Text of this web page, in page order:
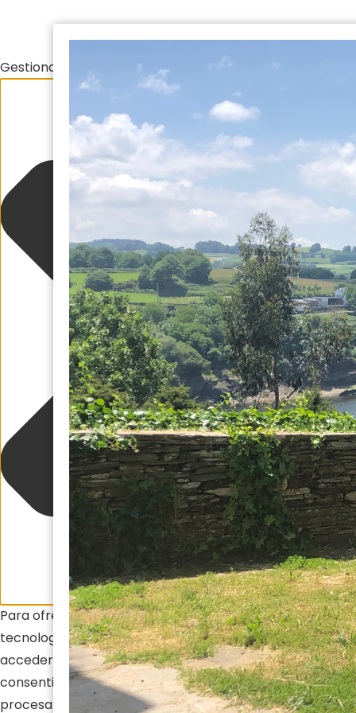
Gestionar el consentimiento de las cookies
Para ofrecer las mejores experiencias, utilizamos
tecnologías como las cookies para almacenar y/o
acceder a la información del dispositivo. El
consentimiento de estas tecnologías nos permitirá
procesar datos como el comportamiento de